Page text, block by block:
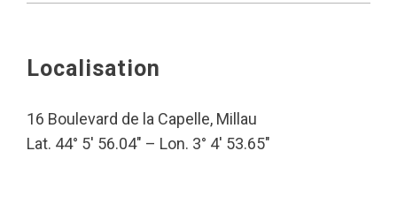
Localisation
16 Boulevard de la Capelle, Millau
Lat. 44° 5′ 56.04″ – Lon. 3° 4′ 53.65″